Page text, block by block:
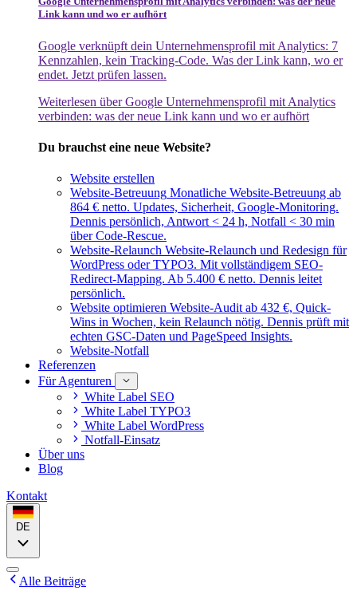
Link kann und wo er aufhört
Google verknüpft dein Unternehmensprofil mit Analytics: 7
Kennzahlen, kein Tracking-Code. Was der Link kann, wo er
endet. Jetzt prüfen lassen.
Weiterlesen über Google Unternehmensprofil mit Analytics
verbinden: was der neue Link kann und wo er aufhört
Du brauchst eine neue Website?
Website erstellen
Website-Betreuung Monatliche Website-Betreuung ab
864 € netto. Updates, Sicherheit, Google-Monitoring.
Dennis persönlich, Antwort < 24 h, Notfall < 30 min
über Code-Rescue.
Website-Relaunch Website-Relaunch und Redesign für
WordPress oder TYPO3. Mit vollständigem SEO-
Redirect-Mapping. Ab 5.400 € netto. Dennis leitet
persönlich.
Website optimieren Website-Audit ab 432 €, Quick-
Wins in Wochen, kein Relaunch nötig. Dennis prüft mit
echten GSC-Daten und PageSpeed Insights.
Website-Notfall
Referenzen
Für Agenturen
White Label SEO
White Label TYPO3
White Label WordPress
Notfall-Einsatz
Über uns
Blog
Kontakt
DE
Alle Beiträge